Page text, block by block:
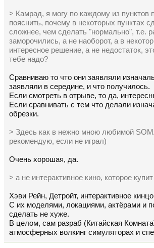
> Камрад, я могу по каждому из пунктов
пояснить, почему в некоторых пунктах
сложнее, чем сделать "нормально", т.е.
заморочились, а не наоборот, а в
интересное решение, а не недостаток,
тебе надо?
Сравниваю то что они заявляли
заявляли в середине, и что получилось.
Если смотреть в отрыве, то да,
Если сравнивать с тем что делали
обрезки.
> Здесь как в нежно мною любимой
рекомендую, если не играл)
Очень хорошая, да.
> а не интерактивное кино, которое
Хэви Рейн, Детройт, интерактивное
С их моделями, локациями, актёрами и
сделать не хуже.
В целом, сам разраб (Китайская
атмосферных волкинг симуляторах и